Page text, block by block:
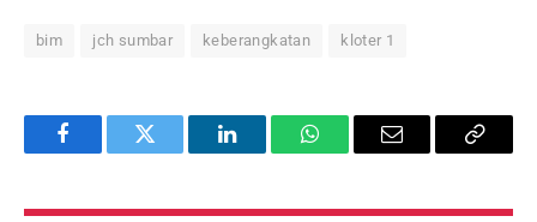
bim jch sumbar keberangkatan kloter 1
FacebookTwitter LinkedInWhatsAppEmail
Copy